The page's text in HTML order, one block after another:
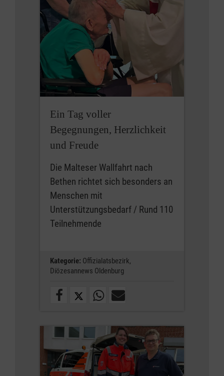
Ein Tag voller
Begegnungen, Herzlichkeit
und Freude
Die Malteser Wallfahrt nach
Bethen richtet sich besonders an
Menschen mit
Unterstützungsbedarf / Rund 110
Teilnehmende
Kategorie: Offizialatsbezirk,
Diözesannews Oldenburg